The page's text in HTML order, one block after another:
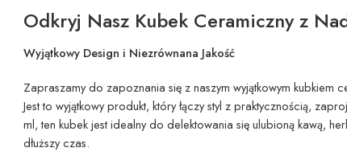
Odkryj Nasz Kubek Ceramiczny z
Wyjątkowy Design i Niezrównana Jakość
Zapraszamy do zapoznania się z naszym wyjątkowym kubkiem
Jest to wyjątkowy produkt, który łączy styl z praktycznością,
ml, ten kubek jest idealny do delektowania się ulubioną kawą,
dłuższy czas.